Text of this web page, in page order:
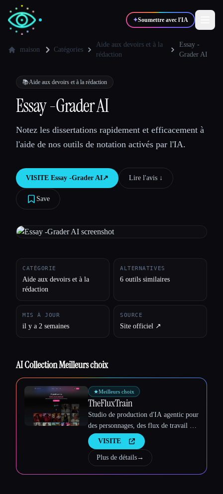
✦Soumettre avec l'IA
💻Développeurs
🎓 Étudiants 🎬Créateurs
Blog
À propos
maison Catégories
Aide aux devoirs et à la
rédaction
Essay -
Grader AI
📚Aide aux devoirs et à la rédaction
Essay -Grader AI
Notez les dissertations rapidement et efficacement à
l'aide de nos outils de notation activés par l'IA.
VISITE Essay -Grader AI↗︎ Lire l'avis ↓︎
Save
CATÉGORIE
Aide aux devoirs et à la
rédaction
ALTERNATIVES
6 outils similaires
MIS À JOUR
il y a 2 semaines
SOURCE
Site officiel ↗︎
AI Collection Meilleurs choix
★Meilleurs choix
TheFluxTrain
Studio de production d'IA agentic pour
des personnages, des flux de travail et
des vidéos cohérents
VISITE
Plus de détails→